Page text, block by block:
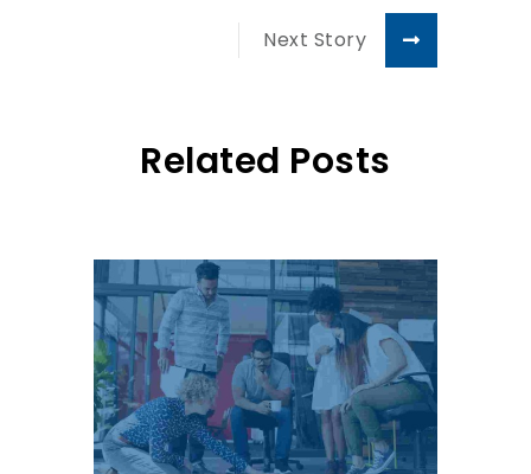
Next Story
Related Posts